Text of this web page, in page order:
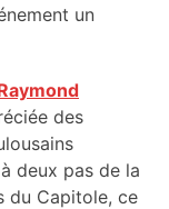
un
des
deux pas de la
du Capitole, ce